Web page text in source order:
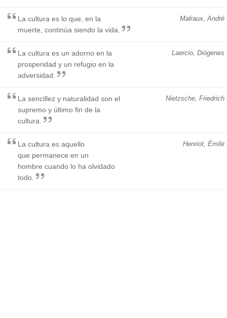
Malraux, André
La cultura es lo que, en la
muerte, continúa siendo la vida.
Laercio, Diógenes
La cultura es un adorno en la
prosperidad y un refugio en la
adversidad.
Nietzsche, Friedrich
La sencillez y naturalidad son el
supremo y último fin de la
cultura.
Henriot, Émile
La cultura es aquello
que permanece en un
hombre cuando lo ha olvidado
todo.